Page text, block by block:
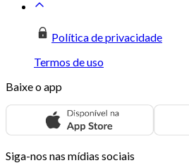
Política de privacidade
Termos de uso
Baixe o app
Siga-nos nas mídias sociais